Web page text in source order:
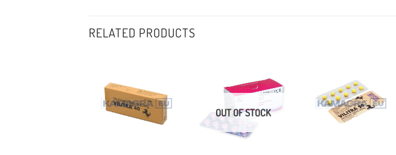
RELATED PRODUCTS
OUT OF STOCK